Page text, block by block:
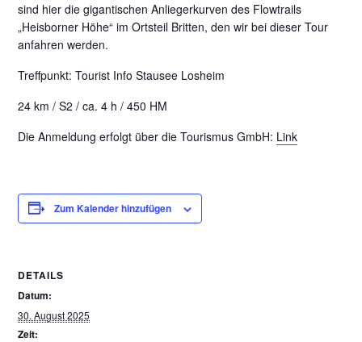
sind hier die gigantischen Anliegerkurven des Flowtrails
„Heisborner Höhe“ im Ortsteil Britten, den wir bei dieser Tour
anfahren werden.
Treffpunkt: Tourist Info Stausee Losheim
24 km / S2 / ca. 4 h / 450 HM
Die Anmeldung erfolgt über die Tourismus GmbH: Link
Zum Kalender hinzufügen
DETAILS
Datum:
30. August 2025
Zeit: